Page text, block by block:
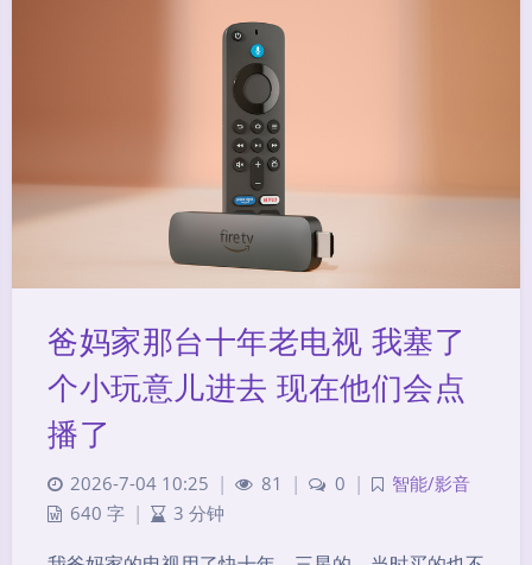
爸妈家那台十年老电视 我塞了
个小玩意儿进去 现在他们会点
播了
2026-7-04 10:25 81 0
智能/影音
640 字
3 分钟